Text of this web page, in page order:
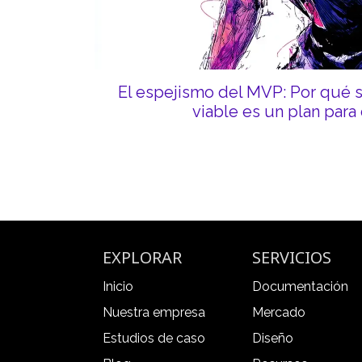
El espejismo del MVP: Por qué
viable es un plan para
EXPLORAR
Inicio
Nuestra empresa
Estudios de caso
SERVICIOS
Documentación
Mercado
Diseño